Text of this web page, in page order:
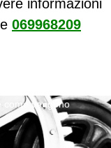
informazioni
069968209
come vengono